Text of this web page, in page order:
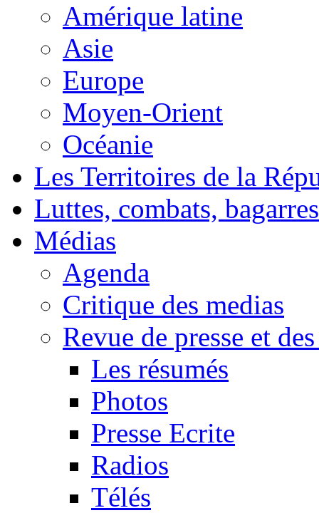
Amérique latine
Asie
Europe
Moyen-Orient
Océanie
Les Territoires de la
Luttes, combats, bagarres
Médias
Agenda
Critique des medias
Revue de presse et
Les résumés
Photos
Presse Ecrite
Radios
Télés